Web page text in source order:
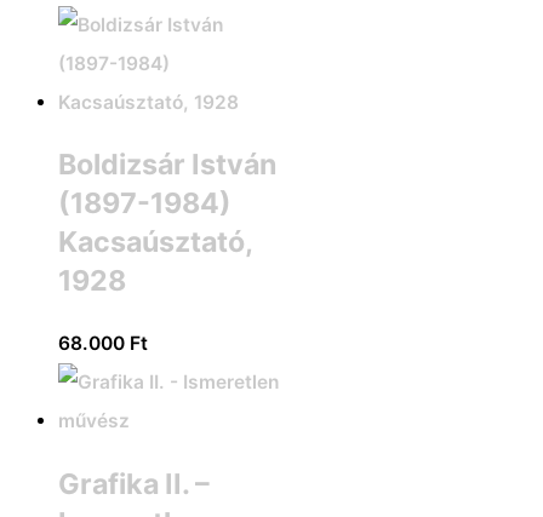
Boldizsár István
(1897-1984)
Kacsaúsztató,
1928
68.000 Ft
Grafika II. –